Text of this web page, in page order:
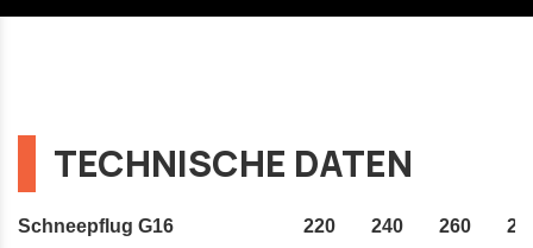
TECHNISCHE DATEN
Schneepflug G16 220 240 260